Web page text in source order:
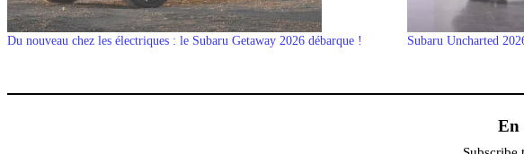
Du nouveau chez les électriques : le Subaru Getaway 2026 débarque ! Subaru Uncharted
En